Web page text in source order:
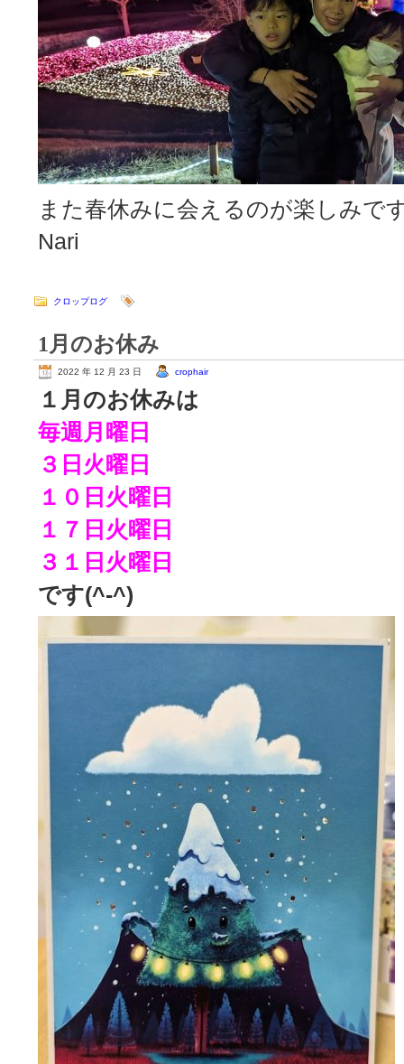
また春休みに会えるのが楽しみで
Nari
クロップログ
1月のお休み
2022 年 12 月 23 日 crophair
１月のお休みは
毎週月曜日
３日火曜日
１０日火曜日
１７日火曜日
３１日火曜日
です(^-^)